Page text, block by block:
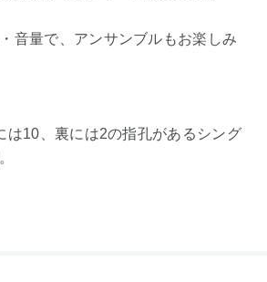
音量で、アンサンブルもお楽しみ
は10、裏には2の指孔があるシング